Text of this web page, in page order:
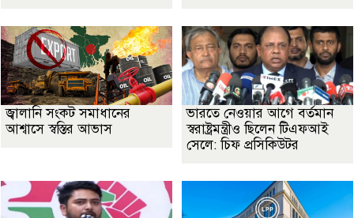
জ্বালানি সংকট সমাধানের
আশ্বাসে স্বস্তির আভাস
ভারতে নেওয়ার আগে বর্তমান
স্বরাষ্ট্রমন্ত্রীও ছিলেন টিএফআই
সেলে: চিফ প্রসিকিউটর